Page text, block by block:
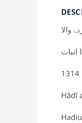
والا
اثبات
Hādī